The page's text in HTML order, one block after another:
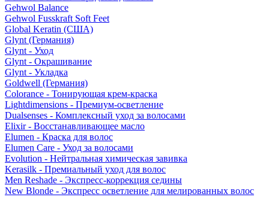
Gehwol Balance
Gehwol Fusskraft Soft Feet
Global Keratin (США)
Glynt (Германия)
Glynt - Уход
Glynt - Окрашивание
Glynt - Укладка
Goldwell (Германия)
Colorance - Тонирующая крем-краска
Lightdimensions - Премиум-осветление
Dualsenses - Комплексный уход за волосами
Elixir - Восстанавливающее масло
Elumen - Краска для волос
Elumen Care - Уход за волосами
Evolution - Нейтральная химическая завивка
Kerasilk - Премиальный уход для волос
Men Reshade - Экспресс-коррекция седины
New Blonde - Экспресс осветление для мелированных волос